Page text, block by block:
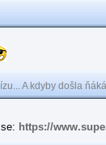
A kdyby došla
https://